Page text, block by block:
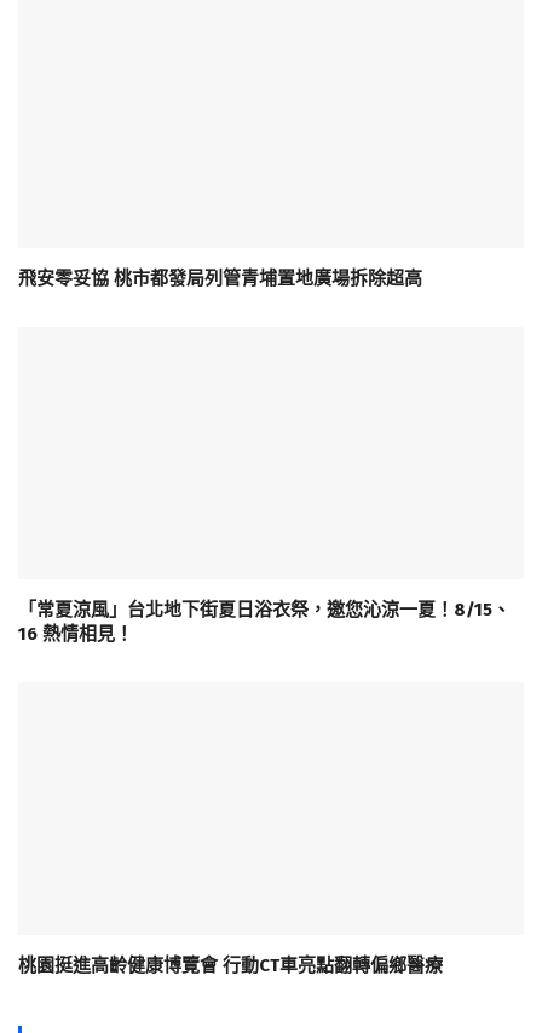
飛安零妥協 桃市都發局列管青埔置地廣場拆除超高
「常夏涼風」台北地下街夏日浴衣祭，邀您沁涼一夏！8/15、
16 熱情相見！
桃園挺進高齡健康博覽會 行動CT車亮點翻轉偏鄉醫療